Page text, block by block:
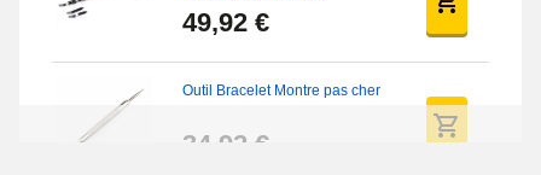
49,92 €
Outil Bracelet Montre pas cher
34,92 €